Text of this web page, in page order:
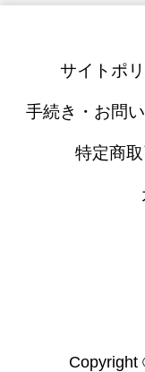
サイトポ
手続き・お問
特定商
Copyright